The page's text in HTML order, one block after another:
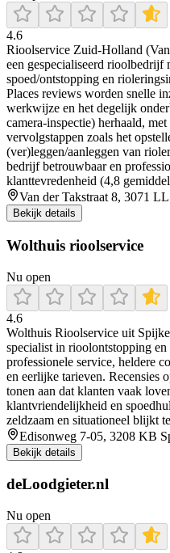
4.6
Rioolservice Zuid-Holland
een gespecialiseerd rioolbedrijf
spoed/ontstopping en
Places reviews worden snelle
werkwijze en het degelijk
camera-inspectie) herhaald,
vervolgstappen zoals het
(ver)leggen/aanleggen van
bedrijf betrouwbaar en
klanttevredenheid (4,8
Van der Takstraat 8, 3071
Bekijk details
Wolthuis rioolservice
Nu open
4.6
Wolthuis Rioolservice uit
specialist in rioolontstopping
professionele service, heldere
en eerlijke tarieven. Recensies
tonen aan dat klanten vaak
klantvriendelijkheid en
zeldzaam en situationeel blijkt
Edisonweg 7-05, 3208 KB
Bekijk details
deLoodgieter.nl
Nu open